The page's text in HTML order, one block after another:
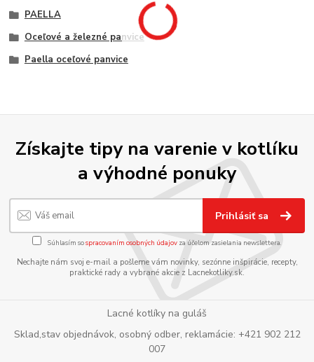
PAELLA
Oceľové a železné panvice
Paella oceľové panvice
Získajte tipy na varenie v kotlíku
a výhodné ponuky
Prihlásiť sa
Súhlasím sospracovaním osobných údajov za účelom zasielania newslettera.
Nechajte nám svoj e-mail a pošleme vám novinky, sezónne inšpirácie, recepty,
praktické rady a vybrané akcie z Lacnekotliky.sk.
Lacné kotlíky na guláš
Sklad,stav objednávok, osobný odber, reklamácie: +421 902 212
007